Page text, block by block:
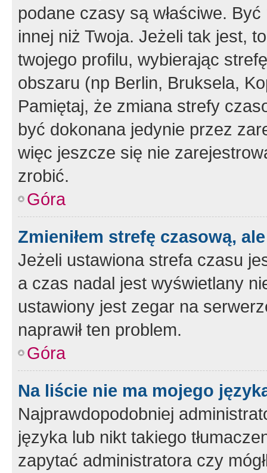
podane czasy są właściwe.
innej niż Twoja. Jeżeli tak jest,
twojego profilu, wybierając
obszaru (np Berlin, Bruksela,
Pamiętaj, że zmiana strefy
być dokonana jedynie przez
więc jeszcze się nie
zrobić.
Góra
Zmieniłem strefę czasową,
Jeżeli ustawiona strefa czasu
a czas nadal jest wyświetlany
ustawiony jest zegar na
naprawił ten problem.
Góra
Na liście nie ma mojego
Najprawdopodobniej
języka lub nikt takiego
zapytać administratora czy